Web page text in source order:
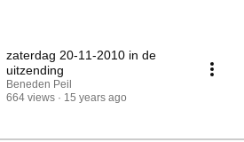
zaterdag 20-11-2010 in de
uitzending
Beneden Peil
664 views
15 years ago